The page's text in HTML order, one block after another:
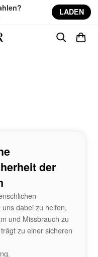
LADEN
der
dabei zu helfen,
und Missbrauch zu
zu einer sicheren